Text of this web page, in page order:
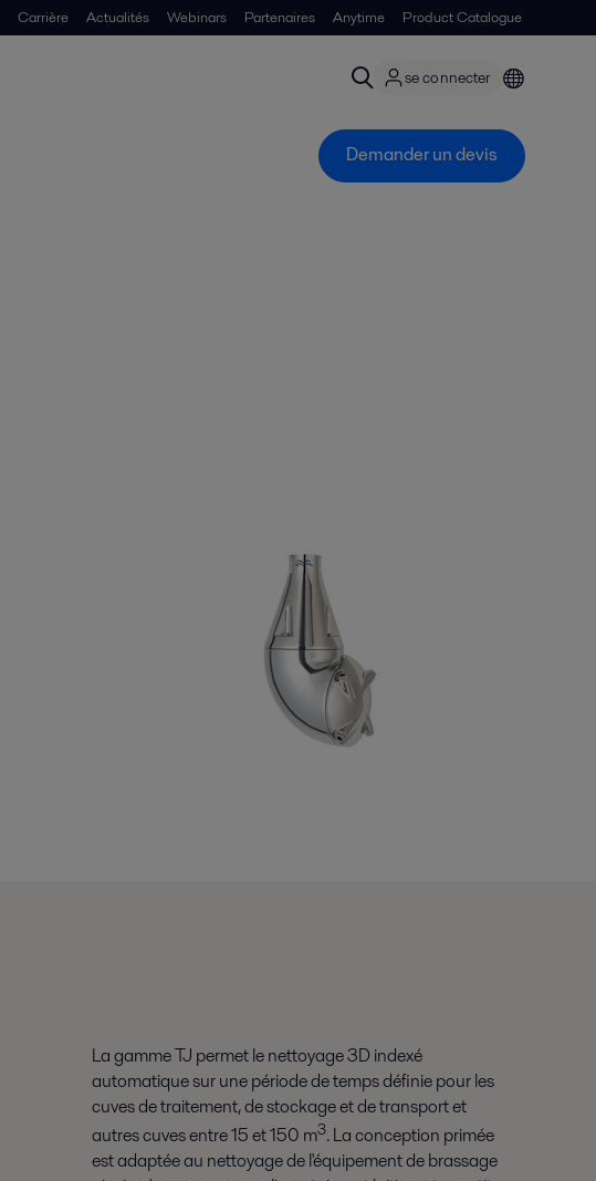
Carrière Actualités Webinars Partenaires Anytime Product Catalogue
se connecter
Demander un devis
La gamme TJ permet le nettoyage 3D indexé
automatique sur une période de temps définie pour les
cuves de traitement, de stockage et de transport et
autres cuves entre 15 et 150 m3. La conception primée
est adaptée au nettoyage de l'équipement de brassage